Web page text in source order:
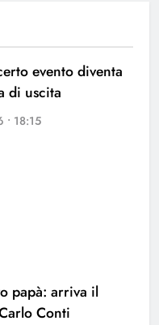
evento diventa
di uscita
• 18:15
papà: arriva il
Conti